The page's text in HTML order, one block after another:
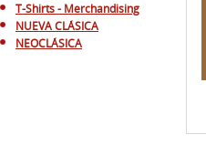
T-Shirts - Merchandising
NUEVA CLÁSICA
NEOCLÁSICA